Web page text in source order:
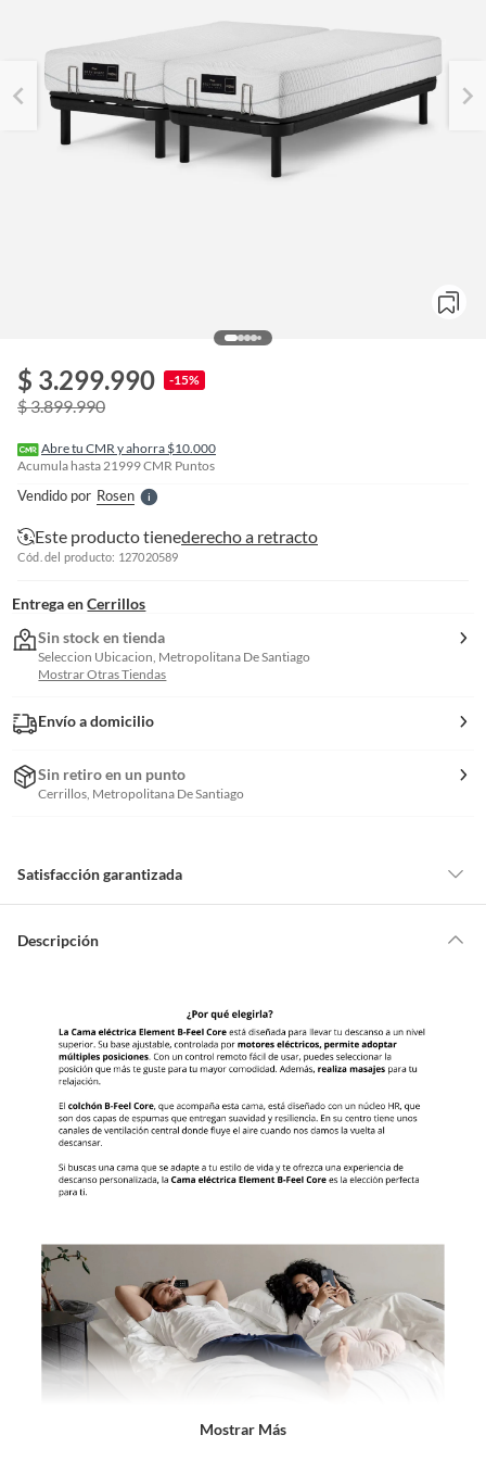
$ 3.299.990 -15%
$ 3.899.990
Abre tu CMR y ahorra $10.000
Acumula hasta21999CMR Puntos
Vendido por RosenS
l
l
n
Este producto tienederecho a retracto
Cód. del producto: 127020589
Entrega en Cerrillos
Sin stock en tienda
Seleccion Ubicacion, Metropolitana De Santiago
Mostrar Otras Tiendas
Envío a domicilio
Sin retiro en un punto
Cerrillos, Metropolitana De Santiago
Satisfacción garantizada
de la compra.
Productos que, por su naturaleza, no puedan ser devueltos,
puedan deteriorarse o caducar con rapidez.
Confeccionados a la medida.
De uso personal.
En sodimac.cl te damos30 días desde que recibes el producto. Debe
estar en perfecto estado, con todas sus etiquetas y sin uso, tal como te lo
Productos digitales que se entregan a través de una descarga
electrónica, por ejemplo, cupones de experiencia o programas
para el computador.
Productos a pedido o confeccionados a medida.
Productos que han sido informados como imperfectos, usados,
reparados, abiertos, de segunda selección, remanufacturados o
Descripción
Mostrar Más